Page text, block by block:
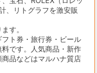
、リトグラフを激安販
す。
ト券・旅行券・ビール
です。人気商品・新作
品などはマルハナ質店